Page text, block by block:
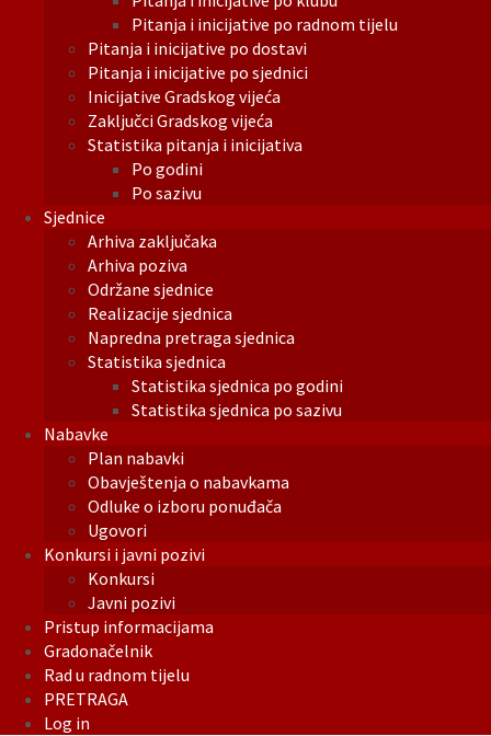
Pitanja i inicijative po radnom tijelu
Pitanja i inicijative po dostavi
Pitanja i inicijative po sjednici
Inicijative Gradskog vijeća
Zaključci Gradskog vijeća
Statistika pitanja i inicijativa
Po godini
Po sazivu
Sjednice
Arhiva zaključaka
Arhiva poziva
Održane sjednice
Realizacije sjednica
Napredna pretraga sjednica
Statistika sjednica
Statistika sjednica po godini
Statistika sjednica po sazivu
Nabavke
Plan nabavki
Obavještenja o nabavkama
Odluke o izboru ponuđača
Ugovori
Konkursi i javni pozivi
Konkursi
Javni pozivi
Pristup informacijama
Gradonačelnik
Rad u radnom tijelu
PRETRAGA
Log in